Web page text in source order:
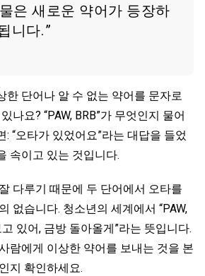
은 새로운 약어가 등장하
니다.
한 단어나 알 수 없는 약어를 문자로
나요? “PAW, BRB”가 무엇인지 물어
: “오타가 있었어요”라는 대답을 들었
속이고 있는 것입니다.
다루기 때문에 두 단어에서 오타를
없습니다. 청소년의 세계에서 “PAW,
고 있어, 금방 돌아올게”라는 뜻입니다.
람에게 이상한 약어를 보내는 것을 본
지 확인하세요.